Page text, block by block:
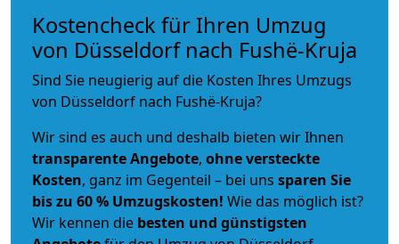
Kostencheck für Ihren Umzug
von Düsseldorf nach Fushë-Kruja
Sind Sie neugierig auf die Kosten Ihres Umzugs
von Düsseldorf nach Fushë-Kruja?
Wir sind es auch und deshalb bieten wir Ihnen
transparente Angebote, ohne versteckte
Kosten, ganz im Gegenteil – bei uns sparen Sie
bis zu 60 % Umzugskosten! Wie das möglich ist?
Wir kennen die besten und günstigsten